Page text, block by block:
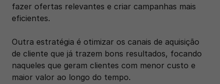
fazer ofertas relevantes e criar campanhas mais
eficientes.
Outra estratégia é otimizar os canais de aquisição
de cliente que já trazem bons resultados, focando
naqueles que geram clientes com menor custo e
maior valor ao longo do tempo.